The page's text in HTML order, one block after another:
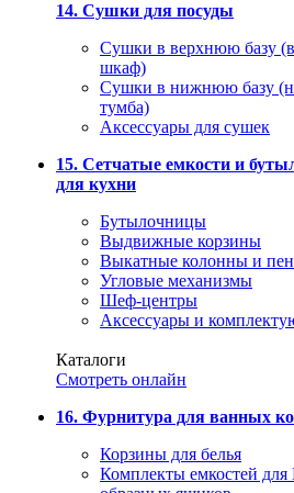
14. Сушки для посуды
Сушки в верхнюю базу
шкаф)
Сушки в нижнюю базу
тумба)
Аксессуары для сушек
15. Сетчатые емкости и
для кухни
Бутылочницы
Выдвижные корзины
Выкатные колонны и
Угловые механизмы
Шеф-центры
Аксессуары и
Каталоги
Смотреть онлайн
16. Фурнитура для ванных
Корзины для белья
Комплекты емкостей